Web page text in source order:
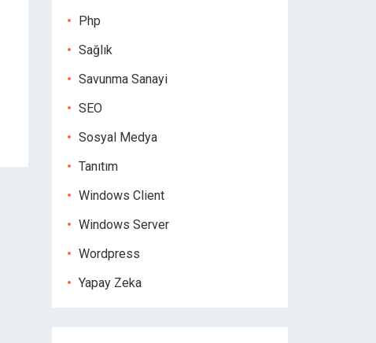
Php
Sağlık
Savunma Sanayi
SEO
Sosyal Medya
Tanıtım
Windows Client
Windows Server
Wordpress
Yapay Zeka